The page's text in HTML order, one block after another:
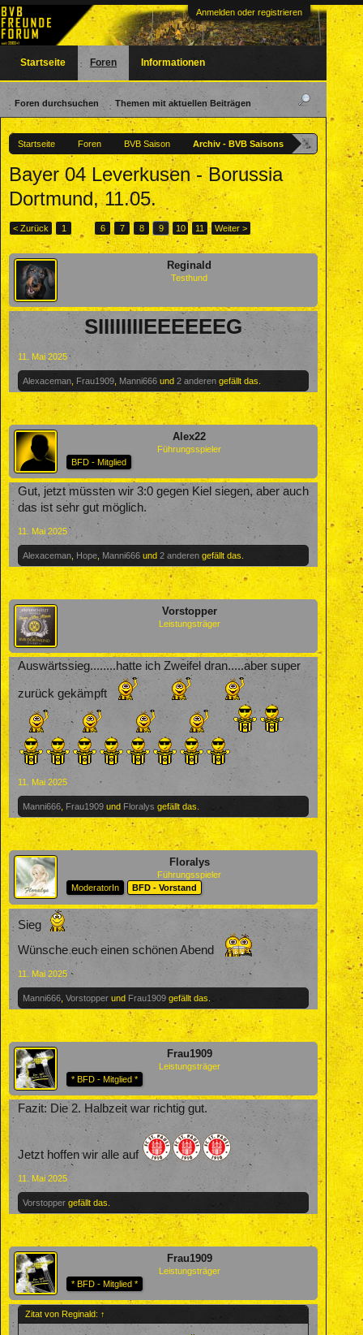
Anmelden oder registrieren
Startseite Foren BVB Saison Archiv - BVB Saisons
Bayer 04 Leverkusen - Borussia
Dortmund, 11.05.
< Zurück 1 ← 6 7 8 9 10 11 Weiter >
Reginald
Testhund
SIIIIIIIIEEEEEEG
11. Mai 2025
Alexaceman Frau1909 Manni666 und 2 anderen gefällt das.
Alex22
Führungsspieler
BFD - Mitglied
Gut, jetzt müssten wir 3:0 gegen Kiel siegen, aber auch
das ist sehr gut möglich.
11. Mai 2025
Alexaceman Hope Manni666 und 2 anderen gefällt das.
Vorstopper
Leistungsträger
Auswärtssieg........hatte ich Zweifel dran.....aber super
zurück gekämpft
11. Mai 2025
Manni666 Frau1909 und Floralys gefällt das.
Floralys
Führungsspieler
ModeratorIn
BFD - Vorstand
Sieg
Wünsche euch einen schönen Abend
11. Mai 2025
Manni666 Vorstopper und Frau1909 gefällt das.
Frau1909
Leistungsträger
* BFD - Mitglied *
Fazit: Die 2. Halbzeit war richtig gut.
Jetzt hoffen wir alle auf
11. Mai 2025
Vorstopper gefällt das.
Frau1909
Leistungsträger
* BFD - Mitglied *
Zitat von Reginald: ↑
Startseite Foren
Foren durchsuchen Themen mit aktuellen Beiträgen
Informationen